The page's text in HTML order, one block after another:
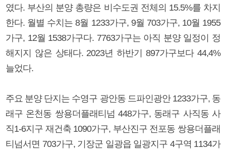
였다. 부산의 분양 총량은 비수도권 전체의 15.5%를 차지
한다. 월별 수치는 8월 1233가구, 9월 703가구, 10월 1955
가구, 12월 1538가구다. 7763가구는 아직 분양 일정이 정
해지지 않은 상태다. 2023년 하반기 897가구보다 44,4%
늘었다.
주요 분양 단지는 수영구 광안동 드파인광안 1233가구, 동
래구 온천동 쌍용더플래티넘 448가구, 동래구 사직동 사
직1-6지구 재건축 1090가구, 부산진구 전포동 쌍용더플래
티넘서면 703가구, 기장군 일광읍 일광지구 4구역 1134가